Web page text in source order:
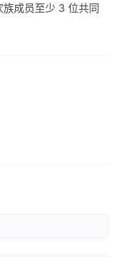
成员至少 3 位共同